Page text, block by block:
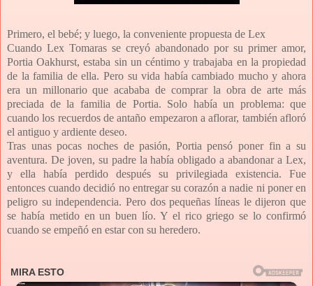
Primero, el bebé; y luego, la conveniente propuesta de Lex
Cuando Lex Tomaras se creyó abandonado por su primer amor,
Portia Oakhurst, estaba sin un céntimo y trabajaba en la propiedad
de la familia de ella. Pero su vida había cambiado mucho y ahora
era un millonario que acababa de comprar la obra de arte más
preciada de la familia de Portia. Solo había un problema: que
cuando los recuerdos de antaño empezaron a aflorar, también afloró
el antiguo y ardiente deseo.
Tras unas pocas noches de pasión, Portia pensó poner fin a su
aventura. De joven, su padre la había obligado a abandonar a Lex,
y ella había perdido después su privilegiada existencia. Fue
entonces cuando decidió no entregar su corazón a nadie ni poner en
peligro su independencia. Pero dos pequeñas líneas le dijeron que
se había metido en un buen lío. Y el rico griego se lo confirmó
cuando se empeñó en estar con su heredero.